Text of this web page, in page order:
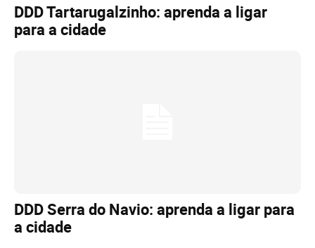
DDD Tartarugalzinho: aprenda a ligar
para a cidade
DDD Serra do Navio: aprenda a ligar para
a cidade